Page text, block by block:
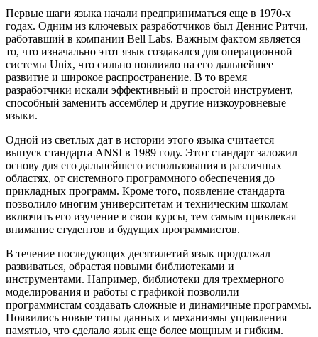
Первые шаги языка начали предприниматься еще в 1970-х
годах. Одним из ключевых разработчиков был Деннис Ритчи,
работавший в компании Bell Labs. Важным фактом является
то, что изначально этот язык создавался для операционной
системы Unix, что сильно повлияло на его дальнейшее
развитие и широкое распространение. В то время
разработчики искали эффективный и простой инструмент,
способный заменить ассемблер и другие низкоуровневые
языки.
Одной из светлых дат в истории этого языка считается
выпуск стандарта ANSI в 1989 году. Этот стандарт заложил
основу для его дальнейшего использования в различных
областях, от системного программного обеспечения до
прикладных программ. Кроме того, появление стандарта
позволило многим университетам и техническим школам
включить его изучение в свои курсы, тем самым привлекая
внимание студентов и будущих программистов.
В течение последующих десятилетий язык продолжал
развиваться, обрастая новыми библиотеками и
инструментами. Например, библиотеки для трехмерного
моделирования и работы с графикой позволили
программистам создавать сложные и динамичные программы.
Появились новые типы данных и механизмы управления
памятью, что сделало язык еще более мощным и гибким.